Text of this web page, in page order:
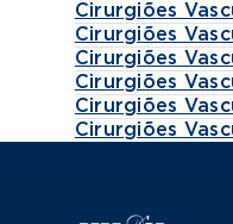
Cirurgiões
Cirurgiões
Cirurgiões
Cirurgiões
Cirurgiões
Cirurgiões